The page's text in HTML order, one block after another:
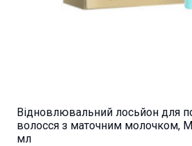
Відновлювальний лосьйон для
волосся з маточним молочком,
мл